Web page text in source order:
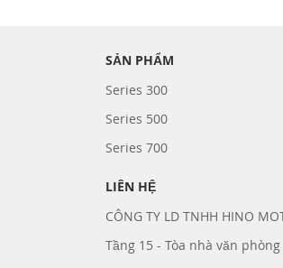
SẢN PHẨM
Series 300
Series 500
Series 700
LIÊN HỆ
CÔNG TY LD TNHH HINO
Tầng 15 - Tòa nhà văn